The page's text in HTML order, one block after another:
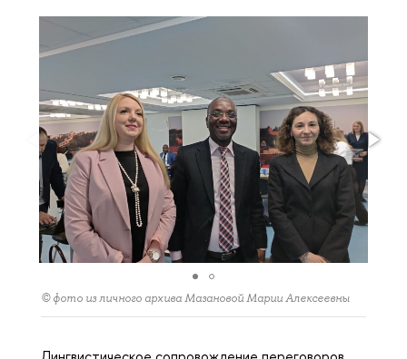
© фото из личного архива Мазановой Марии Алексеевны